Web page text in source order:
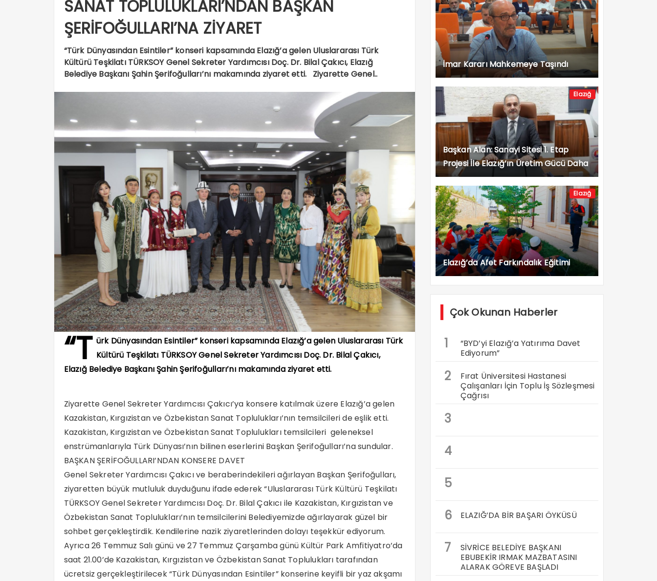
SANAT TOPLULUKLARI’NDAN BAŞKAN
ŞERİFOĞULLARI’NA ZİYARET
“Türk Dünyasından Esintiler” konseri kapsamında Elazığ’a gelen Uluslararası Türk
Kültürü Teşkilatı TÜRKSOY Genel Sekreter Yardımcısı Doç. Dr. Bilal Çakıcı, Elazığ
Belediye Başkanı Şahin Şerifoğulları’nı makamında ziyaret etti. Ziyarette Genel..
“T ürk Dünyasından Esintiler” konseri kapsamında Elazığ’a gelen Uluslararası Türk
Kültürü Teşkilatı TÜRKSOY Genel Sekreter Yardımcısı Doç. Dr. Bilal Çakıcı,
Elazığ Belediye Başkanı Şahin Şerifoğulları’nı makamında ziyaret etti.
Ziyarette Genel Sekreter Yardımcısı Çakıcı’ya konsere katılmak üzere Elazığ’a gelen
Kazakistan, Kırgızistan ve Özbekistan Sanat Toplulukları’nın temsilcileri de eşlik etti.
Kazakistan, Kırgızistan ve Özbekistan Sanat Toplulukları temsilcileri geleneksel
enstrümanlarıyla Türk Dünyası’nın bilinen eserlerini Başkan Şerifoğulları’na sundular.
BAŞKAN ŞERİFOĞULLARI’NDAN KONSERE DAVET
Genel Sekreter Yardımcısı Çakıcı ve beraberindekileri ağırlayan Başkan Şerifoğulları,
ziyaretten büyük mutluluk duyduğunu ifade ederek “Uluslararası Türk Kültürü Teşkilatı
TÜRKSOY Genel Sekreter Yardımcısı Doç. Dr. Bilal Çakıcı ile Kazakistan, Kırgızistan ve
Özbekistan Sanat Toplulukları’nın temsilcilerini Belediyemizde ağırlayarak güzel bir
sohbet gerçekleştirdik. Kendilerine nazik ziyaretlerinden dolayı teşekkür ediyorum.
Ayrıca 26 Temmuz Salı günü ve 27 Temmuz Çarşamba günü Kültür Park Amfitiyatro’da
saat 21.00’de Kazakistan, Kırgızistan ve Özbekistan Sanat Toplulukları tarafından
ücretsiz gerçekleştirilecek “Türk Dünyasından Esintiler” konserine keyifli bir yaz akşamı
İmar Kararı Mahkemeye Taşındı
Elazığ
Başkan Alan: Sanayi Sitesi 1. Etap
Projesi İle Elazığ’ın Üretim Gücü Daha
da Artacak”
Elazığ
Elazığ’da Afet Farkındalık Eğitimi
Çok Okunan Haberler
1
“BYD’yi Elazığ’a Yatırıma Davet
Ediyorum”
2
Fırat Üniversitesi Hastanesi
Çalışanları İçin Toplu İş Sözleşmesi
Çağrısı
3
4
5
6
ELAZIĞ’DA BİR BAŞARI ÖYKÜSÜ
7
SİVRİCE BELEDİYE BAŞKANI
EBUBEKİR IRMAK MAZBATASINI
ALARAK GÖREVE BAŞLADI